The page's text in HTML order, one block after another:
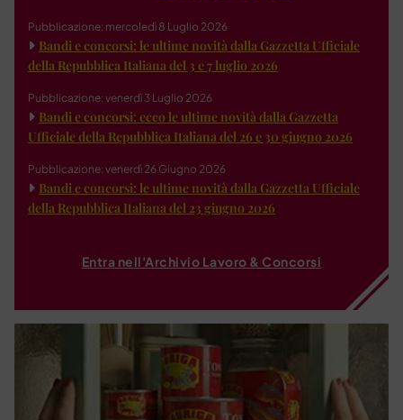
Pubblicazione: mercoledì 8 Luglio 2026
Bandi e concorsi: le ultime novità dalla Gazzetta Ufficiale
della Repubblica Italiana del 3 e 7 luglio 2026
Pubblicazione: venerdì 3 Luglio 2026
Bandi e concorsi: ecco le ultime novità dalla Gazzetta
Ufficiale della Repubblica Italiana del 26 e 30 giugno 2026
Pubblicazione: venerdì 26 Giugno 2026
Bandi e concorsi: le ultime novità dalla Gazzetta Ufficiale
della Repubblica Italiana del 23 giugno 2026
Entra nell'Archivio Lavoro & Concorsi